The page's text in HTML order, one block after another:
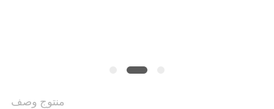
منتوج وصف